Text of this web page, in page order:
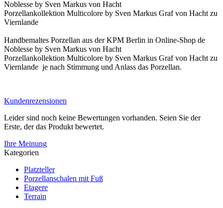
Noblesse by Sven Markus von Hacht
Porzellankollektion Multicolore by Sven Markus Graf von Hacht zu
Viernlande
Handbemaltes Porzellan aus der KPM Berlin in Online-Shop de
Noblesse by Sven Markus von Hacht
Porzellankollektion Multicolore by Sven Markus Graf von Hacht zu
Viernlande je nach Stimmung und Anlass das Porzellan.
Kundenrezensionen
Leider sind noch keine Bewertungen vorhanden. Seien Sie der
Erste, der das Produkt bewertet.
Ihre Meinung
Kategorien
Platzteller
Porzellanschalen mit Fuß
Etagere
Terrain